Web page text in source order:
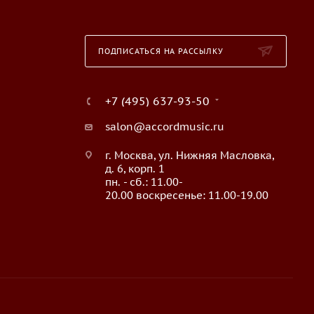
ПОДПИСАТЬСЯ НА РАССЫЛКУ
+7 (495) 637-93-50
salon@accordmusic.ru
г. Москва, ул. Нижняя Масловка,
д. 6, корп. 1
пн. - сб.: 11.00-
20.00 воскресенье: 11.00-19.00